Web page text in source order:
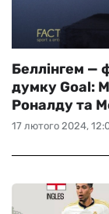
БУКМЕКЕРИ
17 лютого 2024,
Беллінгем —
думку Goal:
Роналду та